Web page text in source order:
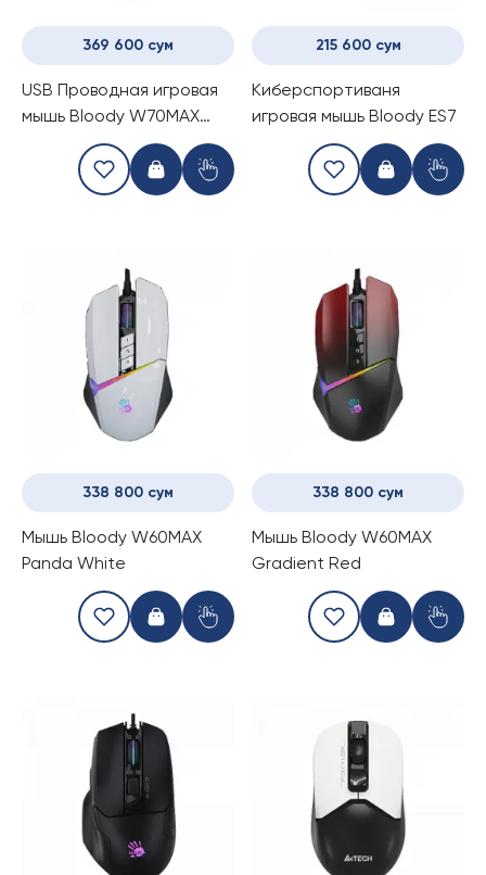
369 600 сум
USB Проводная игровая
мышь Bloody W70MAX
PUNK YELLOW
215 600 сум
Киберспортиваня
игровая мышь Bloody ES7
338 800 сум
Мышь Bloody W60MAX
Panda White
338 800 сум
Мышь Bloody W60MAX
Gradient Red